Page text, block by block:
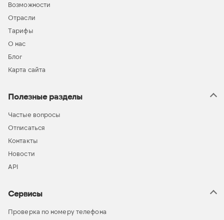
Возможности
Отрасли
Тарифы
О нас
Блог
Карта сайта
Полезные разделы
Частые вопросы
Отписаться
Контакты
Новости
API
Сервисы
Проверка по номеру телефона